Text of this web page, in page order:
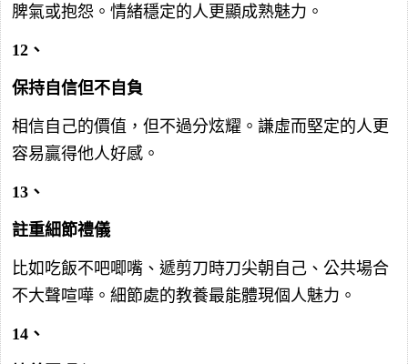
脾氣或抱怨。情緒穩定的人更顯成熟魅力。
12、
保持自信但不自負
相信自己的價值，但不過分炫耀。謙虛而堅定的人更
容易贏得他人好感。
13、
註重細節禮儀
比如吃飯不吧唧嘴、遞剪刀時刀尖朝自己、公共場合
不大聲喧嘩。細節處的教養最能體現個人魅力。
14、